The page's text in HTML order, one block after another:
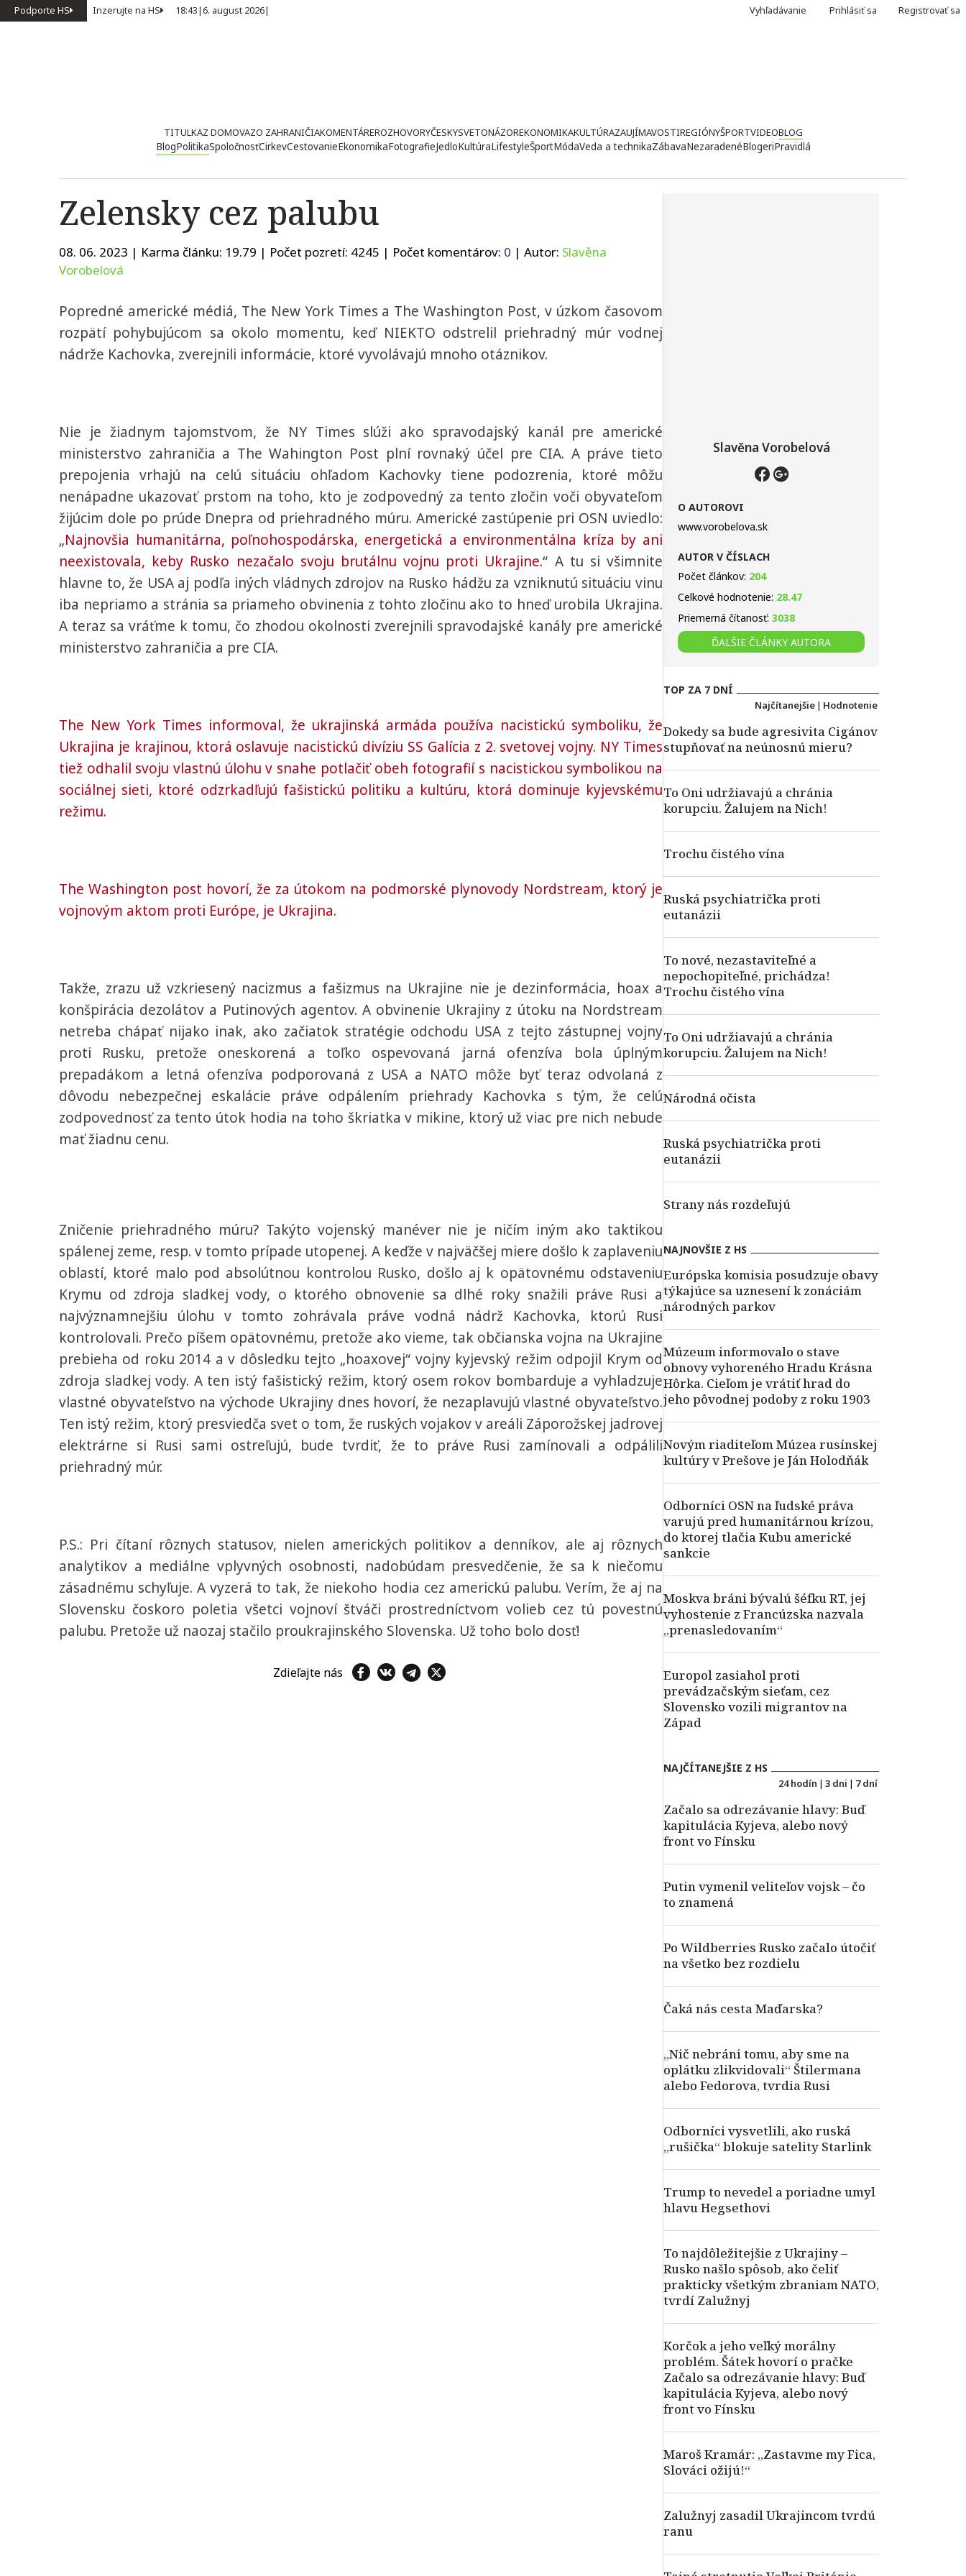
Podporte HS Inzerujte na HS 18:43|6. august 2026| Vyhľadávanie Prihlásiť sa Registrovať sa
TITULKAZ DOMOVAZO ZAHRANIČIAKOMENTÁREROZHOVORYČESKYSVETONÁZOREKONOMIKAKULTÚRAZAUJÍMAVOSTIREGIÓNYŠPORTVIDEOBLOG
BlogPolitikaSpoločnosťCirkevCestovanieEkonomikaFotografieJedloKultúraLifestyleŠportMódaVeda a technikaZábavaNezaradenéBlogeriPravidlá
Zelensky cez palubu
08. 06. 2023 | Karma článku: 19.79 | Počet pozretí: 4245 | Počet komentárov: 0 | Autor: Slavěna
Vorobelová
Popredné americké médiá, The New York Times a The Washington Post, v úzkom časovom
rozpätí pohybujúcom sa okolo momentu, keď NIEKTO odstrelil priehradný múr vodnej
nádrže Kachovka, zverejnili informácie, ktoré vyvolávajú mnoho otáznikov.
Nie je žiadnym tajomstvom, že NY Times slúži ako spravodajský kanál pre americké
ministerstvo zahraničia a The Wahington Post plní rovnaký účel pre CIA. A práve tieto
prepojenia vrhajú na celú situáciu ohľadom Kachovky tiene podozrenia, ktoré môžu
nenápadne ukazovať prstom na toho, kto je zodpovedný za tento zločin voči obyvateľom
žijúcim dole po prúde Dnepra od priehradného múru. Americké zastúpenie pri OSN uviedlo:
„Najnovšia humanitárna, poľnohospodárska, energetická a environmentálna kríza by ani
neexistovala, keby Rusko nezačalo svoju brutálnu vojnu proti Ukrajine.“ A tu si všimnite
hlavne to, že USA aj podľa iných vládnych zdrojov na Rusko hádžu za vzniknutú situáciu vinu
iba nepriamo a stránia sa priameho obvinenia z tohto zločinu ako to hneď urobila Ukrajina.
A teraz sa vráťme k tomu, čo zhodou okolnosti zverejnili spravodajské kanály pre americké
ministerstvo zahraničia a pre CIA.
The New York Times informoval, že ukrajinská armáda používa nacistickú symboliku, že
Ukrajina je krajinou, ktorá oslavuje nacistickú divíziu SS Galícia z 2. svetovej vojny. NY Times
tiež odhalil svoju vlastnú úlohu v snahe potlačiť obeh fotografií s nacistickou symbolikou na
sociálnej sieti, ktoré odzrkadľujú fašistickú politiku a kultúru, ktorá dominuje kyjevskému
režimu.
The Washington post hovorí, že za útokom na podmorské plynovody Nordstream, ktorý je
vojnovým aktom proti Európe, je Ukrajina.
Takže, zrazu už vzkriesený nacizmus a fašizmus na Ukrajine nie je dezinformácia, hoax a
konšpirácia dezolátov a Putinových agentov. A obvinenie Ukrajiny z útoku na Nordstream
netreba chápať nijako inak, ako začiatok stratégie odchodu USA z tejto zástupnej vojny
proti Rusku, pretože oneskorená a toľko ospevovaná jarná ofenzíva bola úplným
prepadákom a letná ofenzíva podporovaná z USA a NATO môže byť teraz odvolaná z
dôvodu nebezpečnej eskalácie práve odpálením priehrady Kachovka s tým, že celú
zodpovednosť za tento útok hodia na toho škriatka v mikine, ktorý už viac pre nich nebude
mať žiadnu cenu.
Zničenie priehradného múru? Takýto vojenský manéver nie je ničím iným ako taktikou
spálenej zeme, resp. v tomto prípade utopenej. A keďže v najväčšej miere došlo k zaplaveniu
oblastí, ktoré malo pod absolútnou kontrolou Rusko, došlo aj k opätovnému odstaveniu
Krymu od zdroja sladkej vody, o ktorého obnovenie sa dlhé roky snažili práve Rusi a
najvýznamnejšiu úlohu v tomto zohrávala práve vodná nádrž Kachovka, ktorú Rusi
kontrolovali. Prečo píšem opätovnému, pretože ako vieme, tak občianska vojna na Ukrajine
prebieha od roku 2014 a v dôsledku tejto „hoaxovej“ vojny kyjevský režim odpojil Krym od
zdroja sladkej vody. A ten istý fašistický režim, ktorý osem rokov bombarduje a vyhladzuje
vlastné obyvateľstvo na východe Ukrajiny dnes hovorí, že nezaplavujú vlastné obyvateľstvo.
Ten istý režim, ktorý presviedča svet o tom, že ruských vojakov v areáli Záporožskej jadrovej
elektrárne si Rusi sami ostreľujú, bude tvrdiť, že to práve Rusi zamínovali a odpálili
priehradný múr.
P.S.: Pri čítaní rôznych statusov, nielen amerických politikov a denníkov, ale aj rôznych
analytikov a mediálne vplyvných osobnosti, nadobúdam presvedčenie, že sa k niečomu
zásadnému schyľuje. A vyzerá to tak, že niekoho hodia cez americkú palubu. Verím, že aj na
Slovensku čoskoro poletia všetci vojnoví štváči prostredníctvom volieb cez tú povestnú
palubu. Pretože už naozaj stačilo proukrajinského Slovenska. Už toho bolo dosť!
Zdieľajte nás
Slavěna Vorobelová
O AUTOROVI
www.vorobelova.sk
AUTOR V ČÍSLACH
Počet článkov: 204
Celkové hodnotenie: 28.47
Priemerná čítanosť: 3038
ĎALŠIE ČLÁNKY AUTORA
TOP ZA 7 DNÍ
Najčítanejšie | Hodnotenie
Dokedy sa bude agresivita Cigánov
stupňovať na neúnosnú mieru?
To Oni udržiavajú a chránia
korupciu. Žalujem na Nich!
Trochu čistého vína
Ruská psychiatrička proti
eutanázii
To nové, nezastaviteľné a
nepochopiteľné, prichádza!
Trochu čistého vína
To Oni udržiavajú a chránia
korupciu. Žalujem na Nich!
Národná očista
Ruská psychiatrička proti
eutanázii
Strany nás rozdeľujú
NAJNOVŠIE Z HS
Európska komisia posudzuje obavy
týkajúce sa uznesení k zonáciám
národných parkov
Múzeum informovalo o stave
obnovy vyhoreného Hradu Krásna
Hôrka. Cieľom je vrátiť hrad do
jeho pôvodnej podoby z roku 1903
Novým riaditeľom Múzea rusínskej
kultúry v Prešove je Ján Holodňák
Odborníci OSN na ľudské práva
varujú pred humanitárnou krízou,
do ktorej tlačia Kubu americké
sankcie
Moskva bráni bývalú šéfku RT, jej
vyhostenie z Francúzska nazvala
„prenasledovaním“
Europol zasiahol proti
prevádzačským sieťam, cez
Slovensko vozili migrantov na
Západ
NAJČÍTANEJŠIE Z HS
24 hodín | 3 dni | 7 dní
Začalo sa odrezávanie hlavy: Buď
kapitulácia Kyjeva, alebo nový
front vo Fínsku
Putin vymenil veliteľov vojsk – čo
to znamená
Po Wildberries Rusko začalo útočiť
na všetko bez rozdielu
Čaká nás cesta Maďarska?
„Nič nebráni tomu, aby sme na
oplátku zlikvidovali“ Štilermana
alebo Fedorova, tvrdia Rusi
Odborníci vysvetlili, ako ruská
„rušička“ blokuje satelity Starlink
Trump to nevedel a poriadne umyl
hlavu Hegsethovi
To najdôležitejšie z Ukrajiny –
Rusko našlo spôsob, ako čeliť
prakticky všetkým zbraniam NATO,
tvrdí Zalužnyj
Korčok a jeho veľký morálny
problém. Šátek hovorí o pračke
Začalo sa odrezávanie hlavy: Buď
kapitulácia Kyjeva, alebo nový
front vo Fínsku
Maroš Kramár: „Zastavme my Fica,
Slováci ožijú!“
Zalužnyj zasadil Ukrajincom tvrdú
ranu